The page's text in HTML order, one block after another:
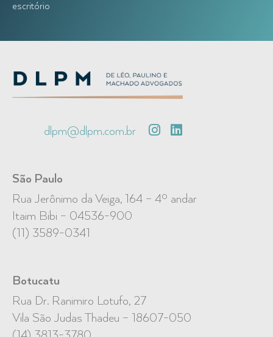
escritório
dlpm@dlpm.com.br
São Paulo
Rua Jerônimo da Veiga, 164 – 4º andar
Itaim Bibi – 04536-900
(11) 3589-0341
Botucatu
Rua Dr. Ranimiro Lotufo, 27
Vila São Judas Thadeu – 18607-050